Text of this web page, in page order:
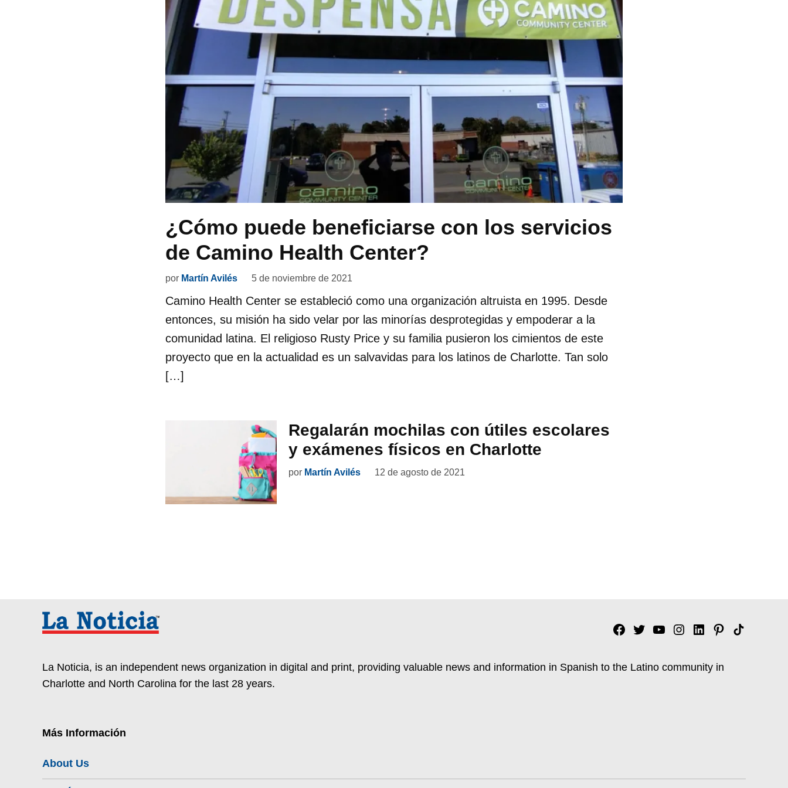
¿Cómo puede beneficiarse con los servicios
de Camino Health Center?
por Martín Avilés 5 de noviembre de 2021
Camino Health Center se estableció como una organización altruista en 1995. Desde
entonces, su misión ha sido velar por las minorías desprotegidas y empoderar a la
comunidad latina. El religioso Rusty Price y su familia pusieron los cimientos de este
proyecto que en la actualidad es un salvavidas para los latinos de Charlotte. Tan solo
[…]
Regalarán mochilas con útiles escolares
y exámenes físicos en Charlotte
por Martín Avilés 12 de agosto de 2021
Facebook
TwitterYouTubeInstagram
Linkedin
Pinterest
Tik
La Noticia, is an independent news organization in digital and print, providing valuable news and information in Spanish to the Latino community in
Charlotte and North Carolina for the last 28 years.
Más Información
About Us